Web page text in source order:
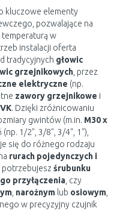
kluczowe elementy
pozwalające na
w
instalacji oferta
tradycyjnych głowic
grzejnikowych , przez
elektryczne (np.
zawory grzejnikowe i
. Dzięki zróżnicowaniu
gwintów (m.in. M30 x
1/2", 3/8", 3/4", 1"),
się do różnego rodzaju
rurach pojedynczych i
potrzebujesz śrubunku
przyłączenia , czy
narożnym lub osiowym
w precyzyjny czujnik